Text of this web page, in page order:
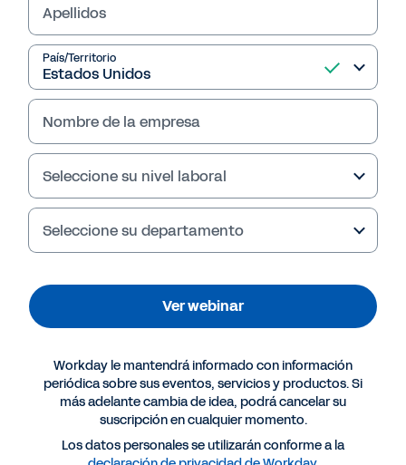
Apellidos
País/Territorio
Nombre de la empresa
Seleccione su nivel laboral
Seleccione su departamento
Ver webinar
Workday le mantendrá informado con información
periódica sobre sus eventos, servicios y productos. Si
más adelante cambia de idea, podrá cancelar su
suscripción en cualquier momento.
Los datos personales se utilizarán conforme a la